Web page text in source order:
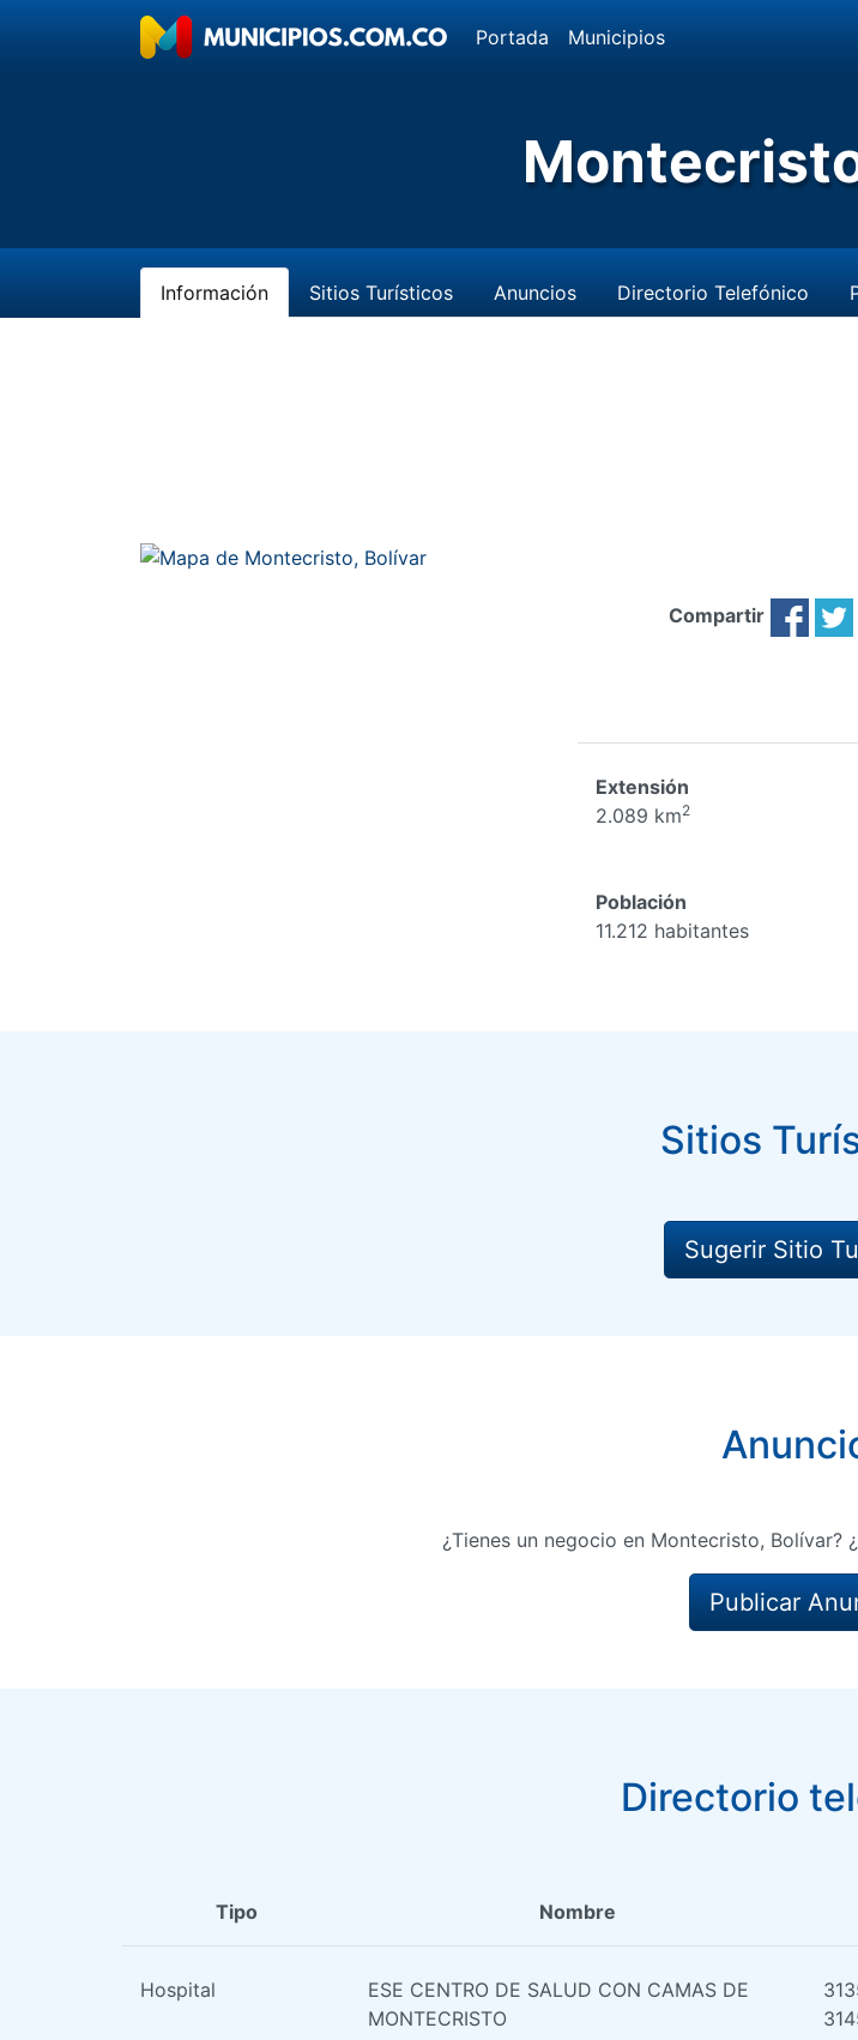
Portada Municipios
Información Sitios Turísticos Anuncios Directorio Telefónico
Compartir
Extensión
2.089 km2
Población
11.212 habitantes
Sitios
Sugerir Sitio
¿Tienes un negocio en Montecristo, Bolívar?
Publicar
Directorio
Tipo Nombre
Hospital
ESE CENTRO DE SALUD CON CAMAS DE
MONTECRISTO